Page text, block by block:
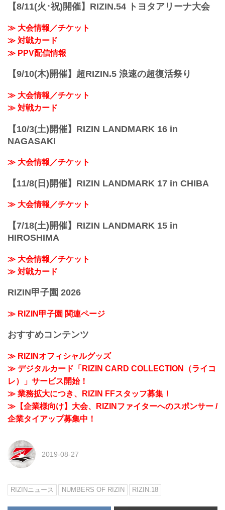
【8/11(火･祝)開催】RIZIN.54 トヨタアリーナ大会
≫ 大会情報／チケット
≫ 対戦カード
≫ PPV配信情報
【9/10(木)開催】超RIZIN.5 浪速の超復活祭り
≫ 大会情報／チケット
≫ 対戦カード
【10/3(土)開催】RIZIN LANDMARK 16 in
NAGASAKI
≫ 大会情報／チケット
【11/8(日)開催】RIZIN LANDMARK 17 in CHIBA
≫ 大会情報／チケット
【7/18(土)開催】RIZIN LANDMARK 15 in
HIROSHIMA
≫ 大会情報／チケット
≫ 対戦カード
RIZIN甲子園 2026
≫ RIZIN甲子園 関連ページ
おすすめコンテンツ
≫ RIZINオフィシャルグッズ
≫ デジタルカード「RIZIN CARD COLLECTION（ライコ
レ）」サービス開始！
≫ 業務拡大につき、RIZIN FFスタッフ募集！
≫【企業様向け】大会、RIZINファイターへのスポンサー /
企業タイアップ募集中！
2019-08-27
RIZINニュース NUMBERS OF RIZIN RIZIN.18